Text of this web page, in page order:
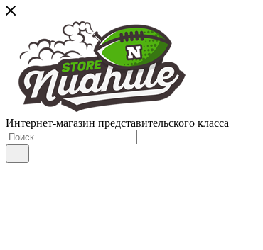
Интернет-магазин представительского класса